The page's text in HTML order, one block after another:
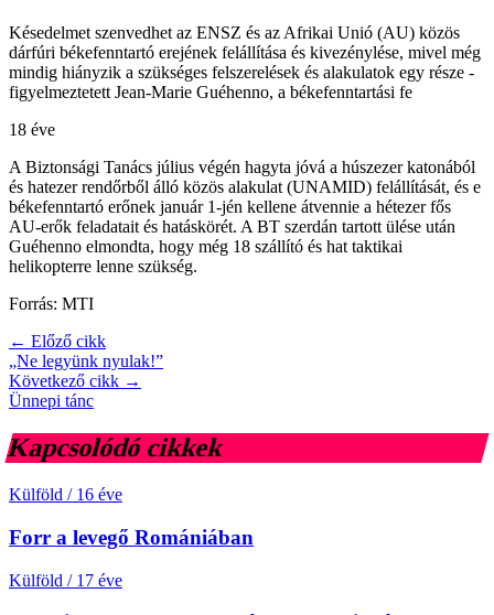
Késedelmet szenvedhet az ENSZ és az Afrikai Unió (AU) közös
dárfúri békefenntartó erejének felállítása és kivezénylése, mivel még
mindig hiányzik a szükséges felszerelések és alakulatok egy része -
figyelmeztetett Jean-Marie Guéhenno, a békefenntartási fe
18 éve
A Biztonsági Tanács július végén hagyta jóvá a húszezer katonából
és hatezer rendőrből álló közös alakulat (UNAMID) felállítását, és e
békefenntartó erőnek január 1-jén kellene átvennie a hétezer fős
AU-erők feladatait és hatáskörét. A BT szerdán tartott ülése után
Guéhenno elmondta, hogy még 18 szállító és hat taktikai
helikopterre lenne szükség.
Forrás: MTI
← Előző cikk
„Ne legyünk nyulak!”
Következő cikk →
Ünnepi tánc
Kapcsolódó cikkek
Külföld / 16 éve
Forr a levegő Romániában
Külföld / 17 éve